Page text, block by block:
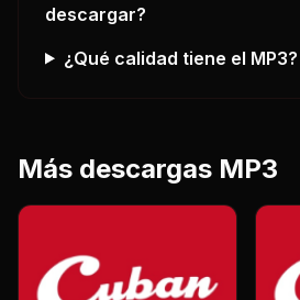
descargar?
¿Qué calidad tiene el MP3?
Más descargas MP3